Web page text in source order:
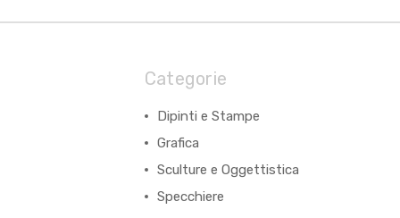
Categorie
Dipinti e Stampe
Grafica
Sculture e Oggettistica
Specchiere